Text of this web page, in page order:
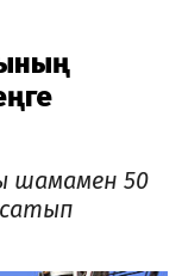
шамамен 50